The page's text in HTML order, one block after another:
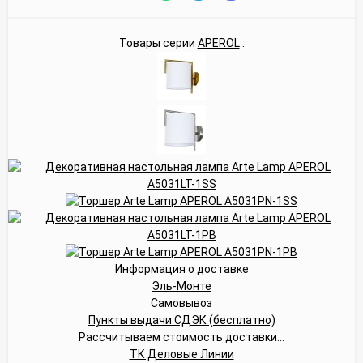
Товары серии APEROL:
Информация о доставке
Эль-Монте
Самовывоз
Пункты выдачи СДЭК (бесплатно)
Рассчитываем стоимость доставки...
ТК Деловые Линии